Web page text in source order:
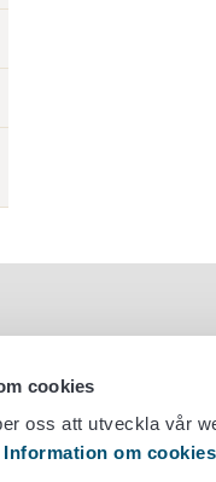
cookies
oss att utveckla vår
Information om cookies